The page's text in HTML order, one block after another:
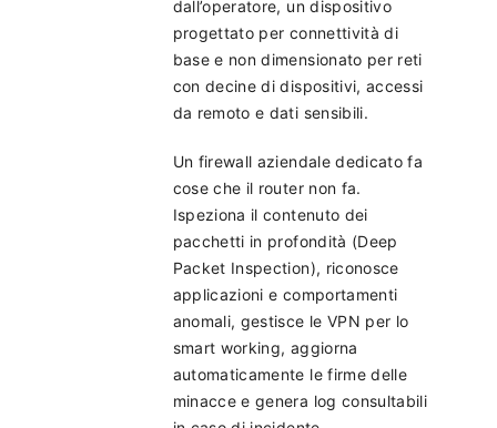
dall’operatore, un dispositivo
progettato per connettività di
base e non dimensionato per reti
con decine di dispositivi, accessi
da remoto e dati sensibili.
Un firewall aziendale dedicato fa
cose che il router non fa.
Ispeziona il contenuto dei
pacchetti in profondità (Deep
Packet Inspection), riconosce
applicazioni e comportamenti
anomali, gestisce le VPN per lo
smart working, aggiorna
automaticamente le firme delle
minacce e genera log consultabili